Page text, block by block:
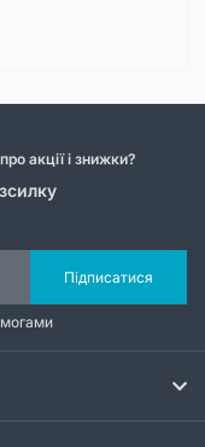
акції і знижки?
Підписатися